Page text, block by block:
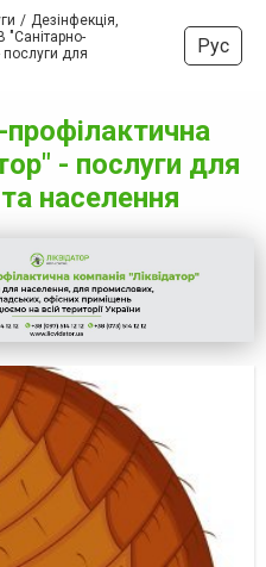
Дезінфекція,
"Санітарно-
послуги для
Рус
- послуги для
населення